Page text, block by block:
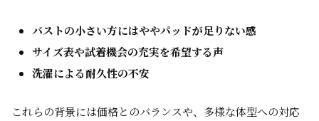
バストの小さい方にはややパッドが足りない感
サイズ表や試着機会の充実を希望する声
洗濯による耐久性の不安
これらの背景には価格とのバランスや、多様な体型への対応